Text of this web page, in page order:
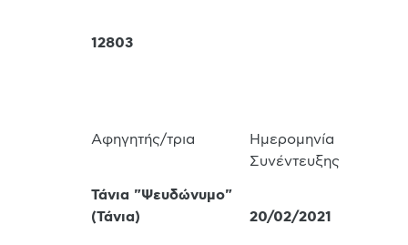
12803
Αφηγητής/τρια
Τάνια "Ψευδώνυμο"
(Τάνια)
Ημερομηνία
Συνέντευξης
20/02/2021